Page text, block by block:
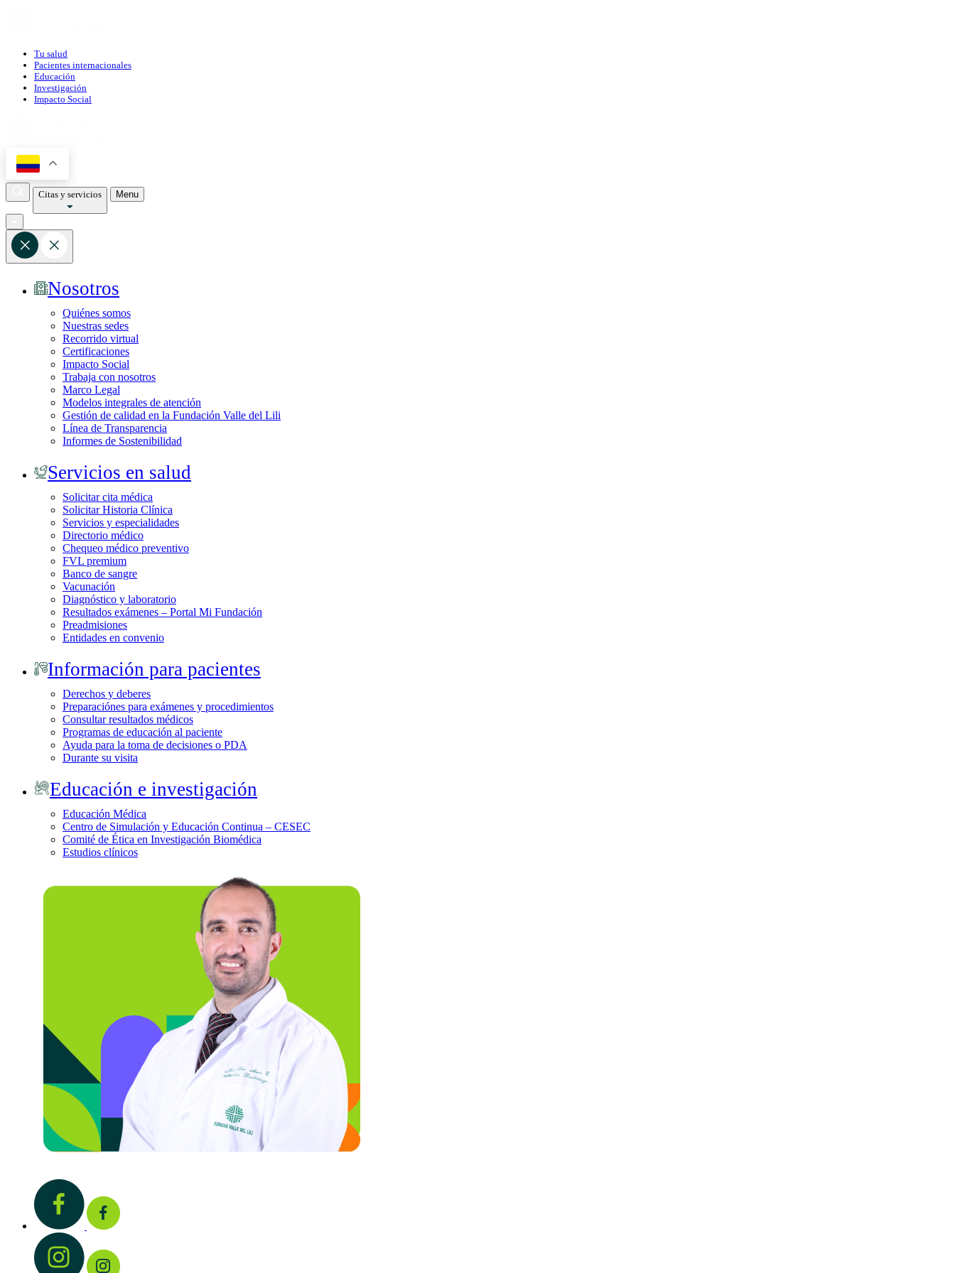
Tu salud
Pacientes internacionales
Educación
Investigación
Impacto Social
Citas y servicios Menu
Nosotros
Quiénes somos
Nuestras sedes
Recorrido virtual
Certificaciones
Impacto Social
Trabaja con nosotros
Marco Legal
Modelos integrales de atención
Gestión de calidad en la Fundación Valle del Lili
Línea de Transparencia
Informes de Sostenibilidad
Servicios en salud
Solicitar cita médica
Solicitar Historia Clínica
Servicios y especialidades
Directorio médico
Chequeo médico preventivo
FVL premium
Banco de sangre
Vacunación
Diagnóstico y laboratorio
Resultados exámenes – Portal Mi Fundación
Preadmisiones
Entidades en convenio
Información para pacientes
Derechos y deberes
Preparaciónes para exámenes y procedimientos
Consultar resultados médicos
Programas de educación al paciente
Ayuda para la toma de decisiones o PDA
Durante su visita
Educación e investigación
Educación Médica
Centro de Simulación y Educación Continua – CESEC
Comité de Ética en Investigación Biomédica
Estudios clínicos